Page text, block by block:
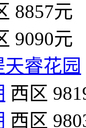
8857元
9090元
睿花园
西区
西区